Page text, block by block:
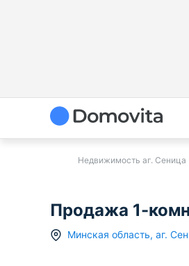
Недвижимость аг. Сеница
Продажа 1-
Минская область, аг.